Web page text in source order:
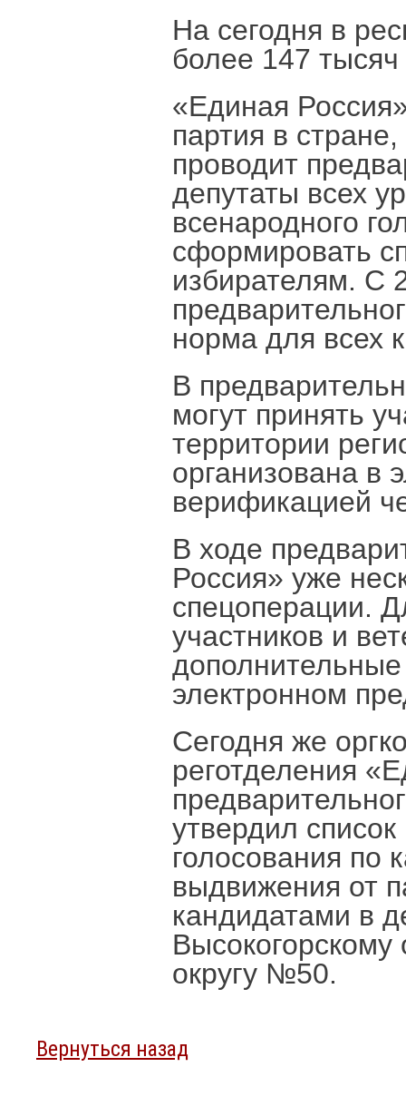
На сегодня в
более 147
«Единая
партия в
проводит
депутаты всех
всенародного
сформировать
избирателям. С
норма для всех
В
могут принять
территории
организована в
верификацией
В ходе
Россия» уже
спецоперации.
участников и
дополнительные
электронном
Сегодня же
реготделения
утвердил
голосования по
выдвижения от
кандидатами в
округу №50.
Вернуться назад